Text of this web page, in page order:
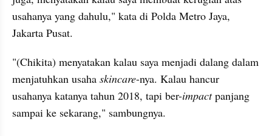
usahanya yang dahulu," kata di Polda Metro Jaya,
Jakarta Pusat.
"(Chikita) menyatakan kalau saya menjadi dalang dalam
menjatuhkan usaha skincare-nya. Kalau hancur
usahanya katanya tahun 2018, tapi ber-impact panjang
sampai ke sekarang," sambungnya.